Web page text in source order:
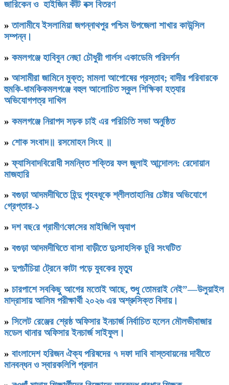
জারিকেন ও হাইজিন কীট বক্স বিতরণ
»‎তালামীযে ইসলামিয়া জগন্নাথপুর পশ্চিম উপজেলা শাখার কাউন্সিল
সম্পন্ন।
» কমলগঞ্জে হাবিবুন নেছা চৌধুরী গার্লস একাডেমি পরিদর্শন
» আসামীরা জামিনে মুক্ত; মামলা আপোষের প্রস্তাব; বাদীর পরিবারকে
হুমকি-ধামকিকমলগঞ্জে বহুল আলোচিত স্কুল শিক্ষিকা হত্যার
অভিযোগপত্র দাখিল
» কমলগঞ্জে নিরাপদ সড়ক চাই এর পরিচিতি সভা অনুষ্ঠিত
» শোক সংবাদ॥ রসমোহন সিংহ ॥
»ফ্যাসিবাদবিরোধী সমন্বিত শক্তির ফল জুলাই আন্দোলন: রেদোয়ান
মাজহারি
» বগুড়া আদমদীঘিতে হিন্দু গৃহবধূকে শ্লীলতাহানির চেষ্টার অভিযোগে
গ্রেপ্তার-১
»দশ বছ‌রে গ্রামীণ‌ফো‌সের মাইজিপি অ্যাপ
» বগুড়া আদমদীঘিতে বাসা বাড়ীতে দুঃসাহসিক চুরি সংঘটিত
» দুপচাঁচিয়া ট্রেনে কাটা পড়ে যুবকের মৃত্যু
» চারপাশে সবকিছু আগের মতোই আছে, শুধু তোমরাই নেই”—উলুয়াইল
মাদ্রাসায় আলিম পরীক্ষার্থী ২০২৬ এর অশ্রুসিক্ত বিদায়।
» সিলেট রেঞ্জের শ্রেষ্ঠ অফিসার ইনচার্জ নির্বাচিত হলেন মৌলভীবাজার
মডেল থানার অফিসার ইনচার্জ সাইফুল।
» বাংলাদেশ হরিজন ঐক্য পরিষদের ৭ দফা দাবি বাস্তবায়নের দাবীতে
মানবন্ধন ও স্বারকলিপি প্রদান